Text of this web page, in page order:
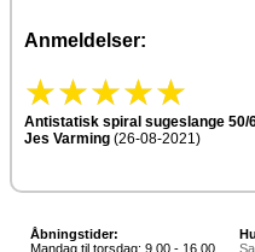
Anmeldelser:
Antistatisk spiral sugeslange 50/
Jes Varming (26-08-2021)
Åbningstider:
Mandag til torsdag: 9.00 - 16.00